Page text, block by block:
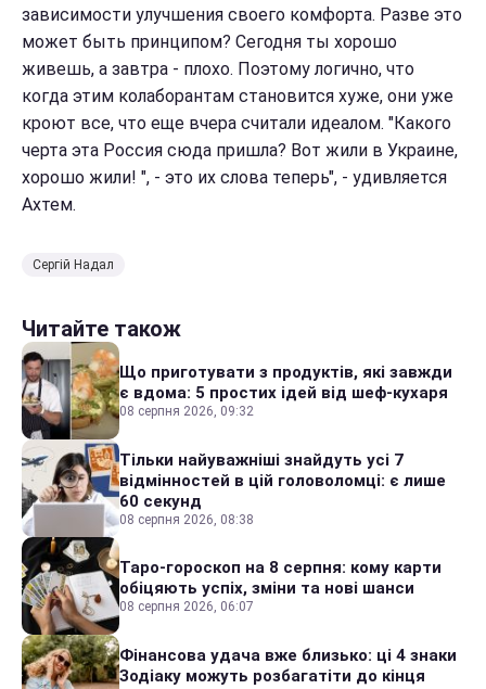
зависимости улучшения своего комфорта. Разве это
может быть принципом? Сегодня ты хорошо
живешь, а завтра - плохо. Поэтому логично, что
когда этим колаборантам становится хуже, они уже
кроют все, что еще вчера считали идеалом. "Какого
черта эта Россия сюда пришла? Вот жили в Украине,
хорошо жили! ", - это их слова теперь", - удивляется
Ахтем.
Сергій Надал
Читайте також
Що приготувати з продуктів, які завжди
є вдома: 5 простих ідей від шеф-кухаря
08 серпня 2026, 09:32
Тільки найуважніші знайдуть усі 7
відмінностей в цій головоломці: є лише
60 секунд
08 серпня 2026, 08:38
Таро-гороскоп на 8 серпня: кому карти
обіцяють успіх, зміни та нові шанси
08 серпня 2026, 06:07
Фінансова удача вже близько: ці 4 знаки
Зодіаку можуть розбагатіти до кінця